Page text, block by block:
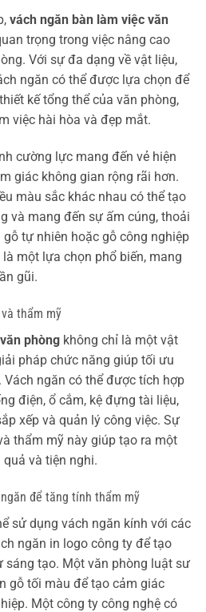
vách ngăn bàn làm việc văn
trọng trong việc nâng cao
Với sự đa dạng về vật liệu,
ngăn có thể được lựa chọn để
kế tổng thể của văn phòng,
việc hài hòa và đẹp mắt.
cường lực mang đến vẻ hiện
giác không gian rộng rãi hơn.
màu sắc khác nhau có thể tạo
và mang đến sự ấm cúng, thoải
tự nhiên hoặc gỗ công nghiệp
một lựa chọn phổ biến, mang
gũi.
thẩm mỹ
phòng không chỉ là một vật
pháp chức năng giúp tối ưu
ngăn có thể được tích hợp
điện, ổ cắm, kệ đựng tài liệu,
xếp và quản lý công việc. Sự
thẩm mỹ này giúp tạo ra một
và tiện nghi.
để tăng tính thẩm mỹ
sử dụng vách ngăn kính với các
ngăn in logo công ty để tạo
sáng tạo. Một văn phòng luật sư
gỗ tối màu để tạo cảm giác
Một công ty công nghệ có